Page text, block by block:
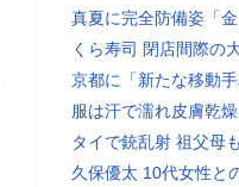
真夏に完全防備姿「金
くら寿司 閉店間際の
京都に「新たな移動
服は汗で濡れ皮膚乾
タイで銃乱射 祖父母
久保優太 10代女性と